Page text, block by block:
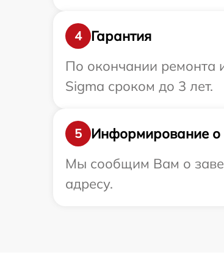
4
Гарантия
По окончании ремонта
Sigma сроком до 3 лет.
5
Информирование о
Мы сообщим Вам о
адресу.